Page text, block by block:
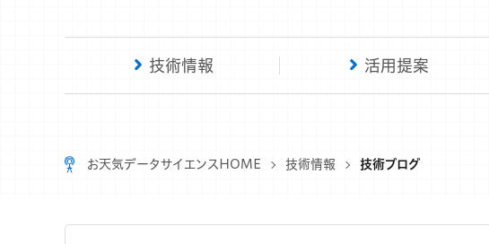
技術情報 活用提案
お天気データサイエンスHOME 技術情報 技術ブログ